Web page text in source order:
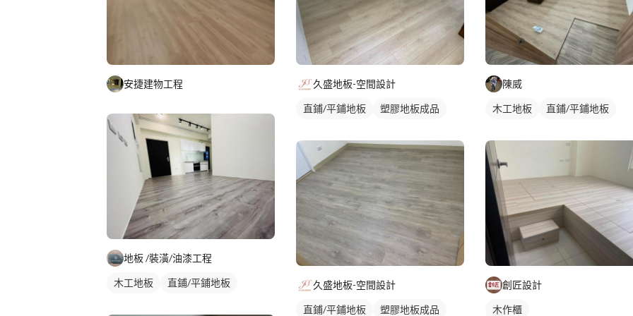
安捷建物工程
地板 /裝潢/油漆工程
木工地板 直鋪/平鋪地板
久盛地板-空間設計
直鋪/平鋪地板 塑膠地板成品
久盛地板-空間設計
直鋪/平鋪地板 塑膠地板成品
陳威
木工地板 直鋪/平鋪地板
創匠設計
木作櫃